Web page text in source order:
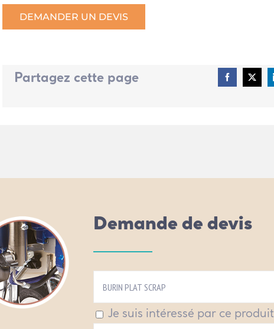
DEMANDER UN DEVIS
Partagez cette page
Demande de devis
Je suis intéressé par ce produit